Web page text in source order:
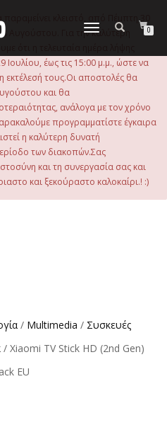
Εναλλαγή
0
κλειστό, από Πέμπτη 30
Αυγούστου. Για την καλύτερη
ότι η τελευταία ημέρα λήψης
Ιουλίου, έως τις 15:00 μ.μ., ώστε να
εκτέλεσή τους.Οι αποστολές θα
και θα
ανάλογα με τον χρόνο
προγραμματίστε έγκαιρα
η καλύτερη δυνατή
των διακοπών.Σας
και τη συνεργασία σας και
και ξεκούραστο καλοκαίρι.! :)
/ Multimedia / Συσκευές
/ Xiaomi TV Stick HD (2nd Gen)
EU